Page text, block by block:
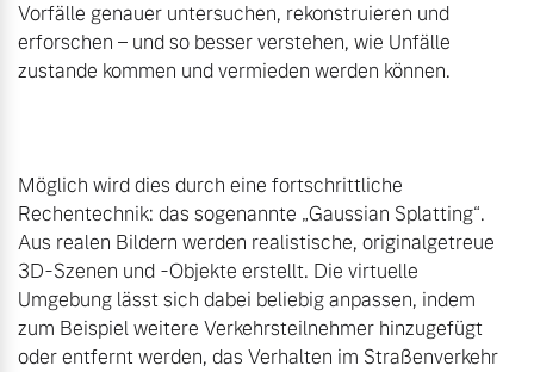
Vorfälle genauer untersuchen, rekonstruieren und
erforschen – und so besser verstehen, wie Unfälle
zustande kommen und vermieden werden können.
Möglich wird dies durch eine fortschrittliche
Rechentechnik: das sogenannte „Gaussian Splatting“.
Aus realen Bildern werden realistische, originalgetreue
3D-Szenen und -Objekte erstellt. Die virtuelle
Umgebung lässt sich dabei beliebig anpassen, indem
zum Beispiel weitere Verkehrsteilnehmer hinzugefügt
oder entfernt werden, das Verhalten im Straßenverkehr